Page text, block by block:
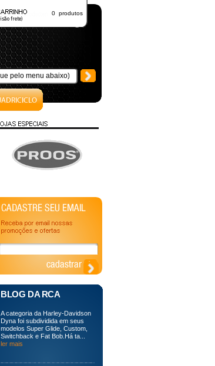
0 produtos
BLOG DA RCA
A categoria da Harley-Davidson
Dyna foi subdividida em seus
modelos Super Glide, Custom,
Switchback e Fat Bob.Há ta...
ler mais